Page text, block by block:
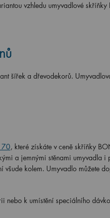
vzhledu umyvadlové
šířek a dřevodekorů.
70, které získáte v ceně skříňky
a jemnými stěnami umyvadla i
všude kolem. Umyvadlo můžete
nebo k umístění speciálního